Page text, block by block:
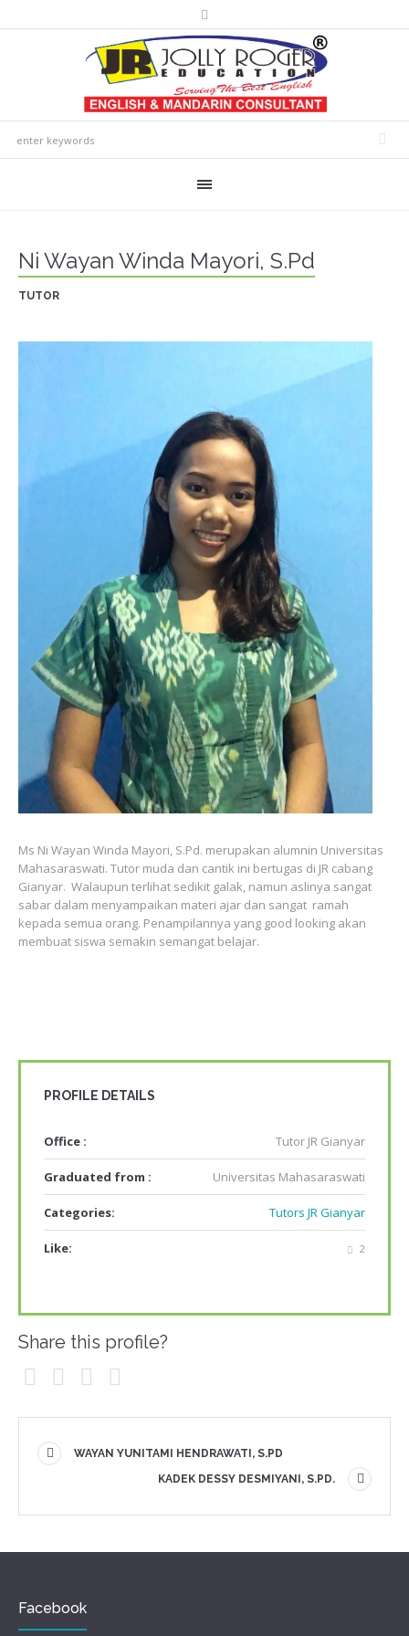
Ni Wayan Winda Mayori, S.Pd
TUTOR
Ms Ni Wayan Winda Mayori, S.Pd. merupakan alumnin Universitas
Mahasaraswati. Tutor muda dan cantik ini bertugas di JR cabang
Gianyar. Walaupun terlihat sedikit galak, namun aslinya sangat
sabar dalam menyampaikan materi ajar dan sangat ramah
kepada semua orang. Penampilannya yang good looking akan
membuat siswa semakin semangat belajar.
PROFILE DETAILS
Office : Tutor JR Gianyar
Graduated from : Universitas Mahasaraswati
Categories: Tutors JR Gianyar
Like: 2
Share this profile?
WAYAN YUNITAMI HENDRAWATI, S.PD
KADEK DESSY DESMIYANI, S.PD.
Facebook